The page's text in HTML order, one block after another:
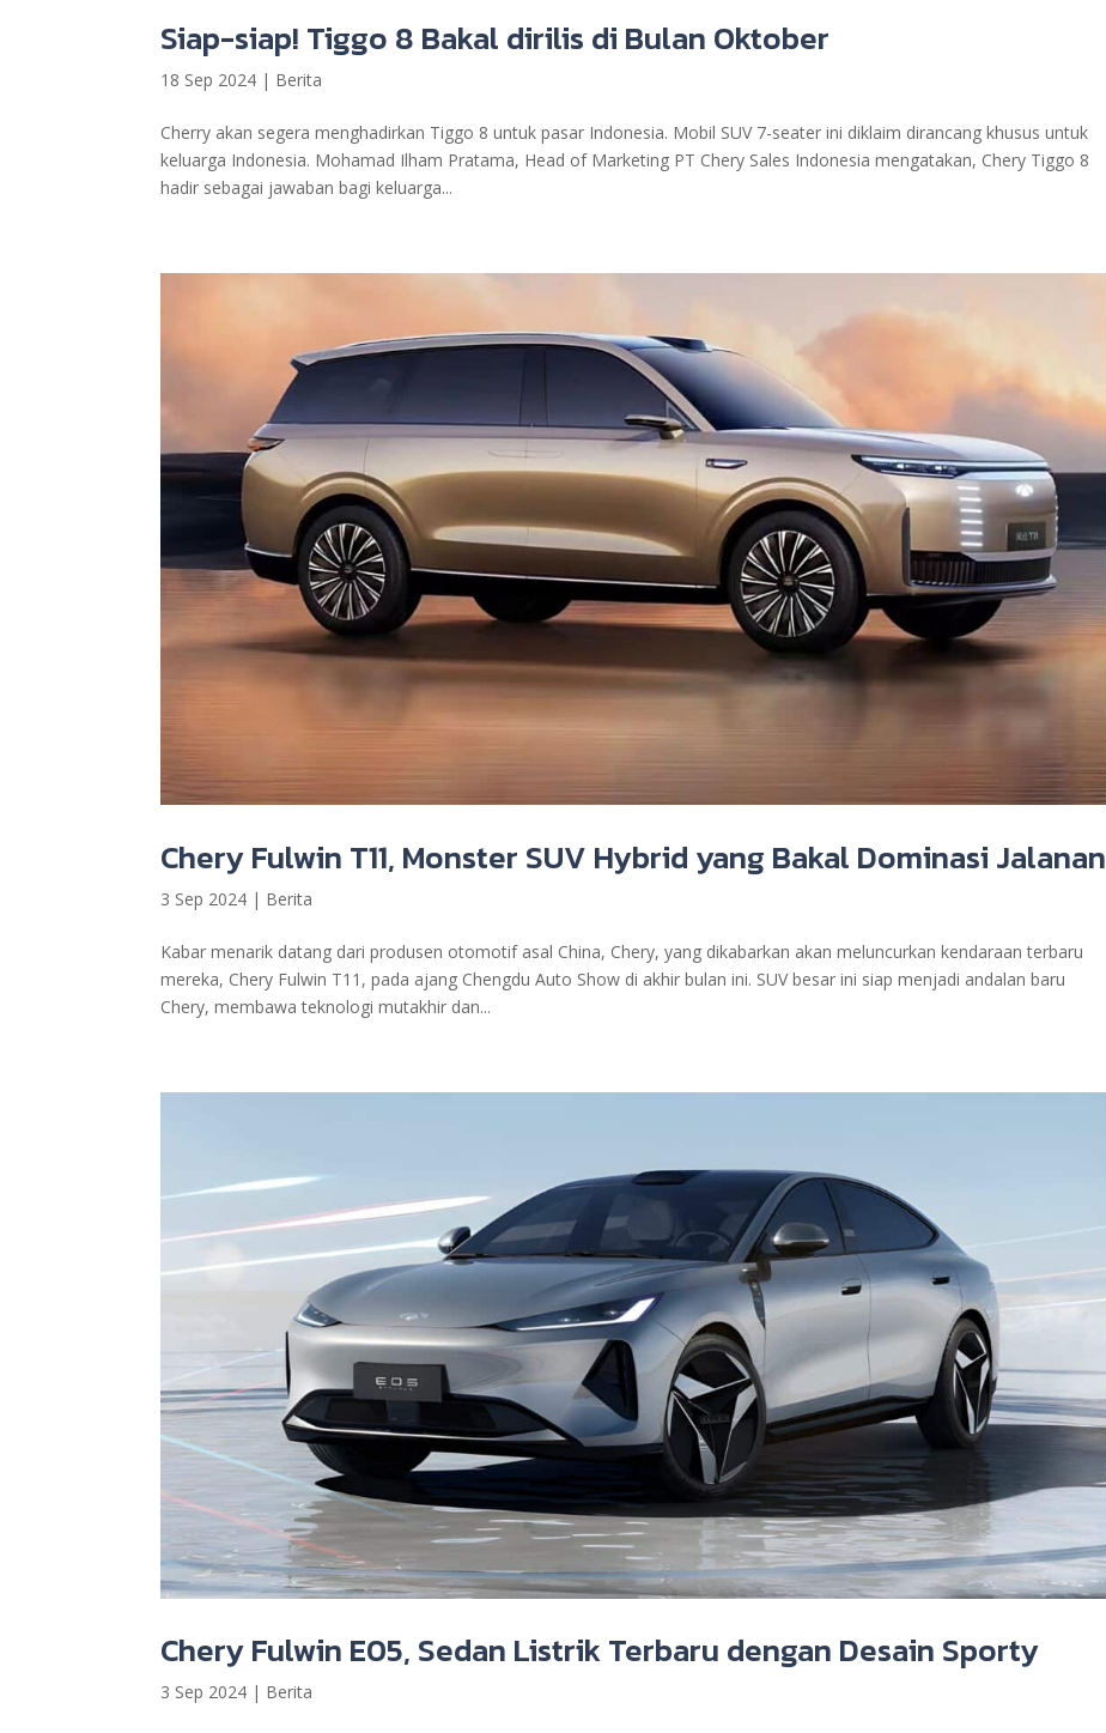
Siap-siap! Tiggo 8 Bakal dirilis di Bulan Oktober
18 Sep 2024 | Berita
Cherry akan segera menghadirkan Tiggo 8 untuk pasar Indonesia. Mobil SUV 7-seater ini diklaim dirancang khusus untuk
keluarga Indonesia. Mohamad Ilham Pratama, Head of Marketing PT Chery Sales Indonesia mengatakan, Chery Tiggo 8
hadir sebagai jawaban bagi keluarga...
Chery Fulwin T11, Monster SUV Hybrid yang Bakal Dominasi Jalanan
3 Sep 2024 | Berita
Kabar menarik datang dari produsen otomotif asal China, Chery, yang dikabarkan akan meluncurkan kendaraan terbaru
mereka, Chery Fulwin T11, pada ajang Chengdu Auto Show di akhir bulan ini. SUV besar ini siap menjadi andalan baru
Chery, membawa teknologi mutakhir dan...
Chery Fulwin E05, Sedan Listrik Terbaru dengan Desain Sporty
3 Sep 2024 | Berita